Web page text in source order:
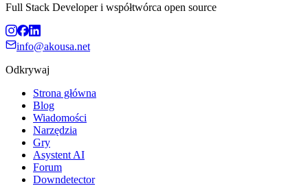
Full Stack Developer i współtwórca open source
info@akousa.net
Odkrywaj
Strona główna
Blog
Wiadomości
Narzędzia
Gry
Asystent AI
Forum
Downdetector